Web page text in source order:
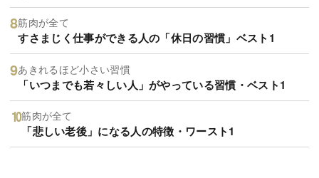
筋肉が全て
すさまじく仕事ができる人の「休日の習慣」ベスト1
あきれるほど小さい習慣
「いつまでも若々しい人」がやっている習慣・ベスト1
筋肉が全て
「悲しい老後」になる人の特徴・ワースト1